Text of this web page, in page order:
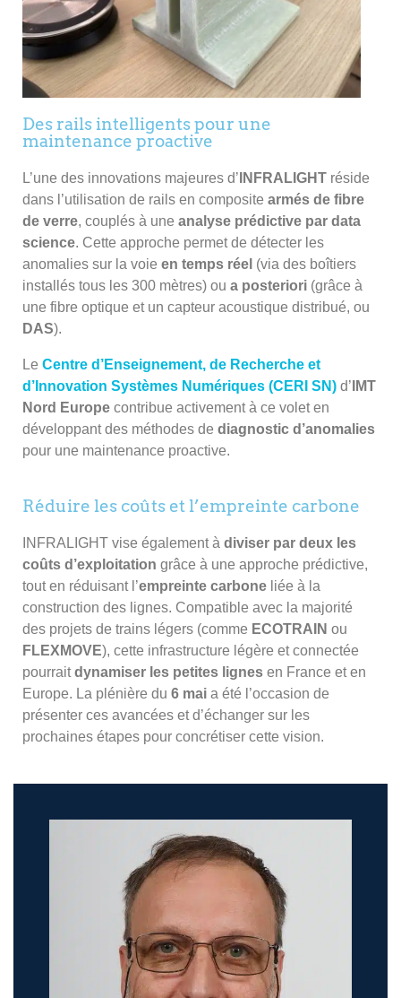
Des rails intelligents pour une
maintenance proactive
L’une des innovations majeures d’ INFRALIGHT réside
dans l’utilisation de rails en composite armés de fibre
de verre, couplés à une analyse prédictive par data
science. Cette approche permet de détecter les
anomalies sur la voie en temps réel (via des boîtiers
installés tous les 300 mètres) ou a posteriori (grâce à
une fibre optique et un capteur acoustique distribué, ou
DAS).
Le Centre d’Enseignement, de Recherche et
d’Innovation Systèmes Numériques (CERI SN) d’ IMT
Nord Europe contribue activement à ce volet en
développant des méthodes de diagnostic d’anomalies
pour une maintenance proactive.
Réduire les coûts et l’empreinte carbone
INFRALIGHT vise également à diviser par deux les
coûts d’exploitation grâce à une approche prédictive,
tout en réduisant l’empreinte carbone liée à la
construction des lignes. Compatible avec la majorité
des projets de trains légers (comme ECOTRAIN ou
FLEXMOVE), cette infrastructure légère et connectée
pourraitdynamiser les petites lignes en France et en
Europe. La plénière du 6 mai a été l’occasion de
présenter ces avancées et d’échanger sur les
prochaines étapes pour concrétiser cette vision.